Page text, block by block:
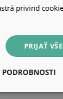
svet
privind
PRIJAŤ